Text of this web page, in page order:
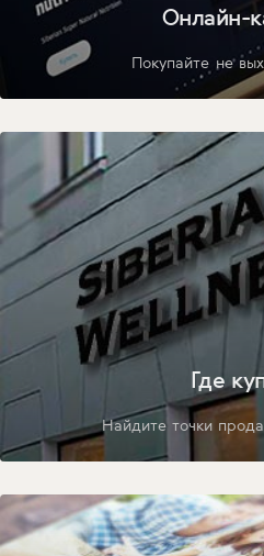
Онлайн-
Покупайте не
Где
Найдите точки